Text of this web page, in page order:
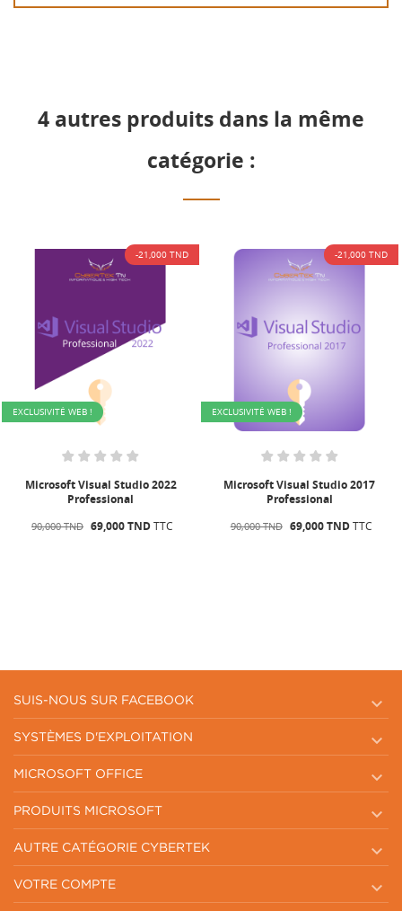
4 autres produits dans la même
catégorie :
-21,000 TND
WEB !
Visual Studio 2022
Professional
90,000 TND 69,000 TNDTTC
-21,000 TND
EXCLUSIVITÉ WEB !
Microsoft Visual Studio 2017
Professional
90,000 TND 69,000 TNDTTC
SUIS-NOUS SUR FACEBOOK 
SYSTÈMES D'EXPLOITATION 
MICROSOFT OFFICE 
PRODUITS MICROSOFT 
AUTRE CATÉGORIE CYBERTEK 
VOTRE COMPTE 